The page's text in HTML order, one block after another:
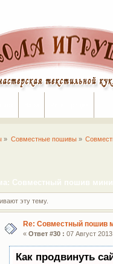
» Совместные пошивы»
Совместный пошив
эту тему.
Re: Совместный пошив
« Ответ #30 : 07 Август
Как продвинуть